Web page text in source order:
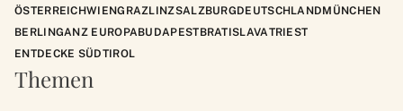
ÖSTERREICHWIENGRAZLINZSALZBURGDEUTSCHLANDMÜNCHEN
BERLINGANZ EUROPABUDAPESTBRATISLAVATRIEST
ENTDECKE SÜDTIROL
Themen